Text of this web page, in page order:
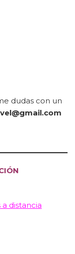
dudas con un
distancia